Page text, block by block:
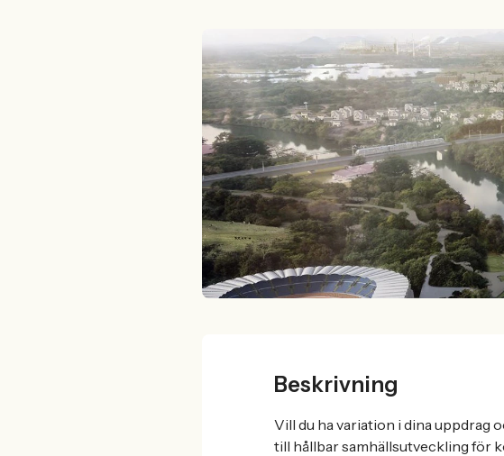
Beskrivning
Vill du ha variation i dina uppdrag
till hållbar samhällsutveckling för